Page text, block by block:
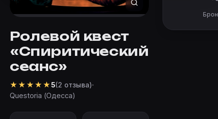
Ролевой квест
«Спиритический
сеанс»
★ ★ ★ ★ ★5(2 отзыва)·
Questoria (Одесса)